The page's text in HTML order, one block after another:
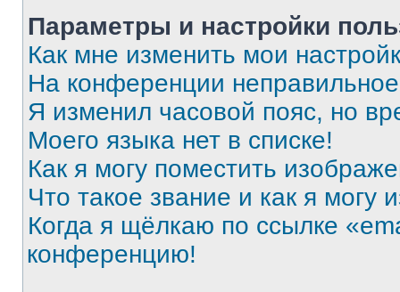
Параметры и настройки
Как мне изменить мои
На конференции
Я изменил часовой пояс, но
Моего языка нет в списке!
Как я могу поместить
Что такое звание и как я могу
Когда я щёлкаю по ссылке
конференцию!